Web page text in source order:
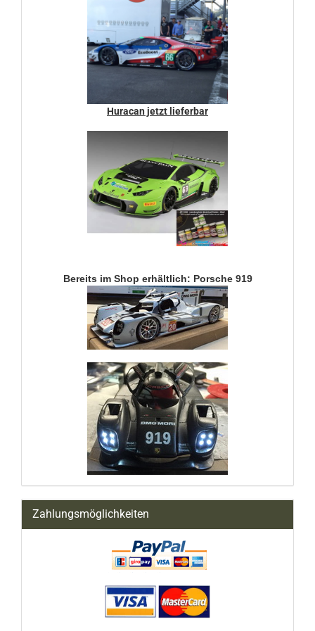
Huracan jetzt lieferbar
Bereits im Shop erhältlich: Porsche 919
Zahlungsmöglichkeiten